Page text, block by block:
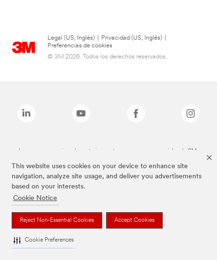
This website uses cookies on your device to enhance site
navigation, analyze site usage, and deliver you advertisements
based on your interests.
Cookie Notice
Reject Non-Essential Cookies Accept Cookies
Cookie Preferences
Legal (US, Inglés) Privacidad (US, Inglés)
Preferencias de cookies
© 3M 2026. Todos los derechos reservados..
Las marcas mencionadas anteriormente son marcas comerciales de 3M.